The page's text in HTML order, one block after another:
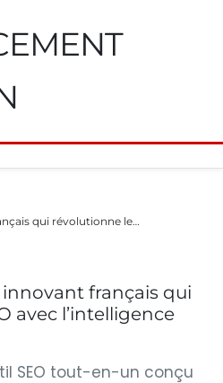
qui révolutionne le…
français qui
avec l’intelligence
SEO tout-en-un conçu